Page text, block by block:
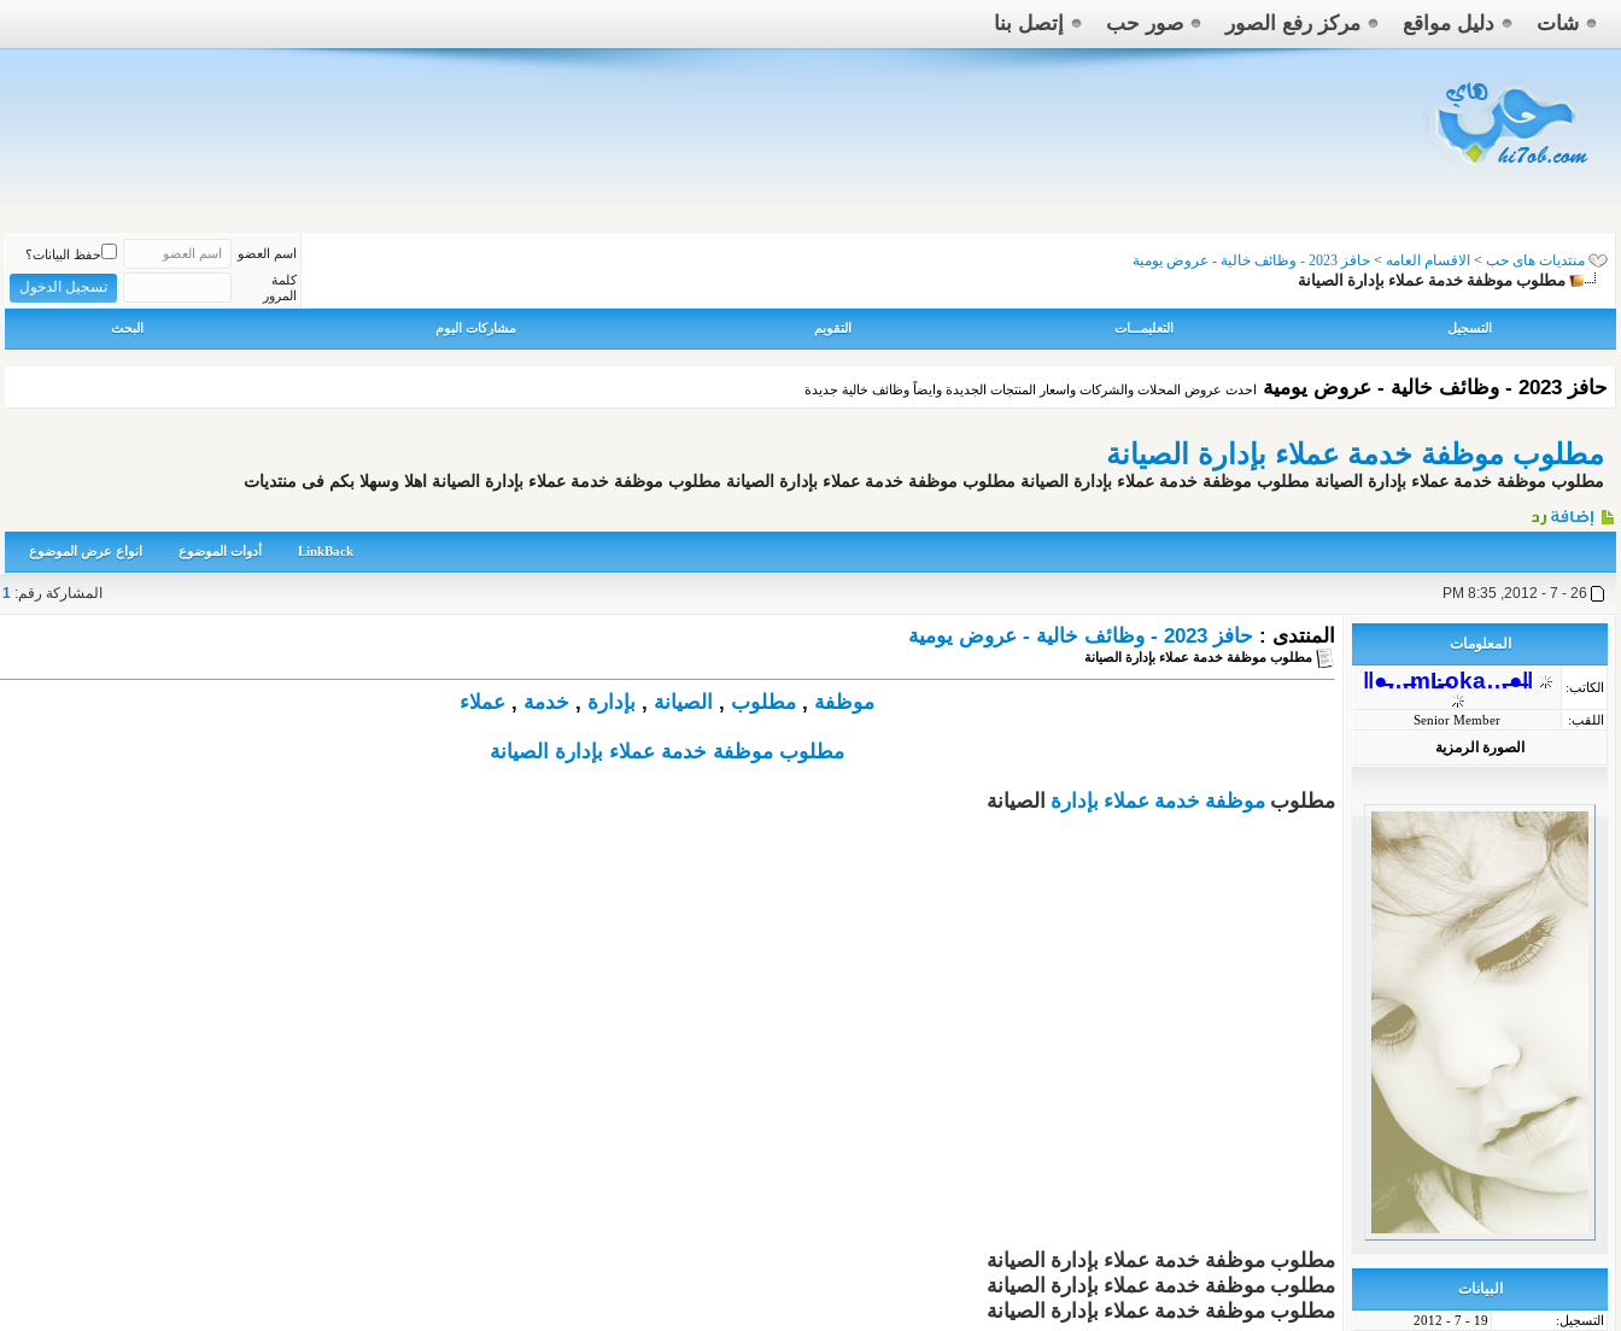
شات دليل مواقع مركز رفع الصور صور حب إتصل بنا
منتديات هاى حب > الاقسام العامه > حافز 2023 - وظائف خالية - عروض يومية
مطلوب موظفة خدمة عملاء بإدارة الصيانة
اسم العضو
حفظ البيانات؟
كلمة
المرور
التسجيل التعليمـــات التقويم مشاركات اليوم البحث
حافز 2023 - وظائف خالية - عروض يومية احدث عروض المحلات والشركات واسعار المنتجات الجديدة وايضاً وظائف خالية جديدة
مطلوب موظفة خدمة عملاء بإدارة الصيانة
مطلوب موظفة خدمة عملاء بإدارة الصيانة مطلوب موظفة خدمة عملاء بإدارة الصيانة مطلوب موظفة خدمة عملاء بإدارة الصيانة مطلوب موظفة خدمة عملاء بإدارة الصيانة اهلا وسهلا بكم فى منتديات
LinkBack أدوات الموضوع انواع عرض الموضوع
المشاركة رقم: 1
المعلومات
الكاتب: ǁ●̶…̶mĿ̶oka…̶●̶ǁ
اللقب: Senior Member
الصورة الرمزية
البيانات
التسجيل:
19 - 7 - 2012
المنتدى : حافز 2023 - وظائف خالية - عروض يومية
مطلوب موظفة خدمة عملاء بإدارة الصيانة
موظفة , مطلوب , الصيانة , بإدارة , خدمة , عملاء
مطلوب موظفة خدمة عملاء بإدارة الصيانة
مطلوب موظفة خدمة عملاء بإدارة الصيانة
مطلوب موظفة خدمة عملاء بإدارة الصيانة
مطلوب موظفة خدمة عملاء بإدارة الصيانة
مطلوب موظفة خدمة عملاء بإدارة الصيانة